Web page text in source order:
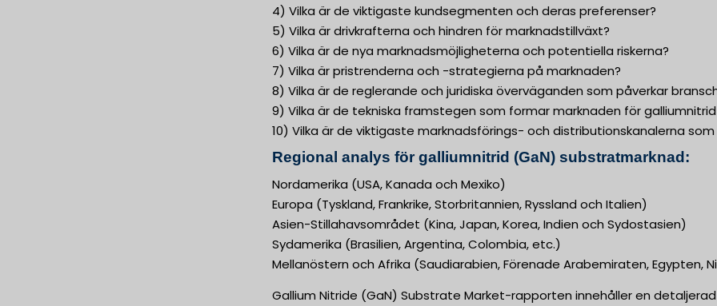
4) Vilka är de viktigaste kundsegmenten och deras preferenser?
5) Vilka är drivkrafterna och hindren för marknadstillväxt?
6) Vilka är de nya marknadsmöjligheterna och potentiella riskerna?
7) Vilka är pristrenderna och -strategierna på marknaden?
8) Vilka är de reglerande och juridiska överväganden som påverkar
9) Vilka är de tekniska framstegen som formar marknaden för
10) Vilka är de viktigaste marknadsförings- och distributionskanalerna
Regional analys för galliumnitrid (GaN) substratmarknad:
Nordamerika (USA, Kanada och Mexiko)
Europa (Tyskland, Frankrike, Storbritannien, Ryssland och Italien)
Asien-Stillahavsområdet (Kina, Japan, Korea, Indien och Sydostasien)
Sydamerika (Brasilien, Argentina, Colombia, etc.)
Mellanöstern och Afrika (Saudiarabien, Förenade Arabemiraten, Egypten,
Gallium Nitride (GaN) Substrate Market-rapporten innehåller en